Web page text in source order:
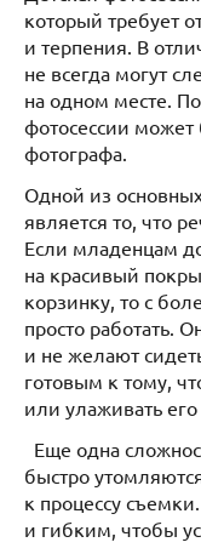
который требует
и терпения. В
не всегда могут
на одном месте.
фотосессии
фотографа.
Одной из
является то, что
Если младенцам
на красивый
корзинку, то с
просто работать.
и не желают
готовым к тому,
или улаживать
Еще одна
быстро
к процессу
и гибким, чтобы